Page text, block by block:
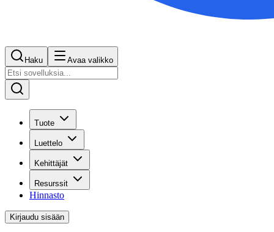
Haku Avaa valikko
Tuote
Luettelo
Kehittäjät
Resurssit
Hinnasto
Kirjaudu sisään